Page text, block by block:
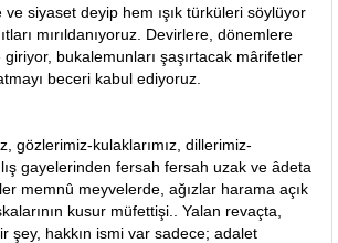
ve siyaset deyip hem ışık türküleri söylüyor
mırıldanıyoruz. Devirlere, dönemlere
bukalemunları şaşırtacak mârifetler
beceri kabul ediyoruz.
gözlerimiz-kulaklarımız, dillerimiz-
gayelerinden fersah fersah uzak ve âdeta
memnû meyvelerde, ağızlar harama açık
kusur müfettişi.. Yalan revaçta,
şey, hakkın ismi var sadece; adalet